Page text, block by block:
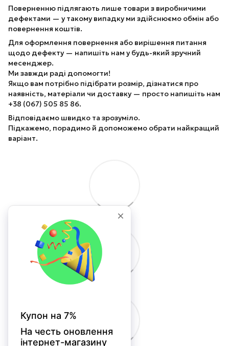
Поверненню підлягають лише товари з виробничими
дефектами — у такому випадку ми здійснюємо обмін або
повернення коштів.
Для оформлення повернення або вирішення питання
щодо дефекту — напишіть нам у будь-який зручний
месенджер.
Ми завжди раді допомогти!
Якщо вам потрібно підібрати розмір, дізнатися про
наявність, матеріали чи доставку — просто напишіть нам
+38 (067) 505 85 86.
Відповідаємо швидко та зрозуміло.
Підкажемо, порадимо й допоможемо обрати найкращий
варіант.